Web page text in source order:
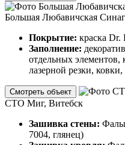
Большая Любавичская
Покрытие: краска Dr.
Заполнение:
отдельных
лазерной резки, ковки,
Смотреть объект
СТО Миг, Витебск
Зашивка стены:
7004, глянец)